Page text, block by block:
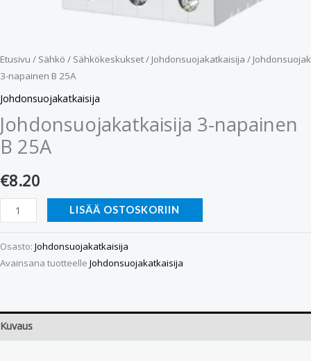
Etusivu / Sähkö / Sähkökeskukset/ Johdonsuojakatkaisija /
3-napainen B 25A
Johdonsuojakatkaisija
Johdonsuojakatkaisija 3-napainen
B 25A
€8.20
LISÄÄ OSTOSKORIIN
Osasto: Johdonsuojakatkaisija
Avainsana tuotteelle Johdonsuojakatkaisija
Kuvaus